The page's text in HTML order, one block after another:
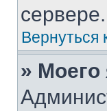
Вернуться
» Моего